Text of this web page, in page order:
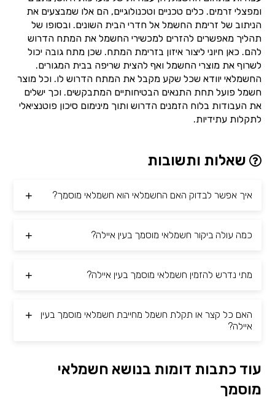
ומפצלי זרמים. כלים טכניים וטכנולוגיים, הם אלו שמבצעים את
הניתוב של זרימת החשמל אל חדרי הבית השונים. ובסופו של
תהליך מאפשרים להזרים למכשירי החשמל את המתח הדרוש
להם. כאן חיוני ליצור איזון בזרימת המתח. שכן מתח גובה יכול
לשרוף את מוצרי החשמל ואף להצית שריפה בבית המגורים.
החשמלאי יוודא שכל שקע מקבל את המתח הדרוש לו. וכל מוצר
חשמל פועל תחת התנאים הבטיחותיים המתבקשים. וכך ישלים
את העבודות בלוח הזמנים הדרוש ותוך מינימום סיכון פוטנציאלי
לתקלות עתידיות.
שאלות ותשובות
איך אפשר לבדוק האם החשמלאי הוא חשמלאי מוסמך?
כמה עולה ביקור חשמלאי מוסמך בעין איילה?
מתי נדרש להזמין חשמלאי מוסמך בעין איילה?
האם כל קצר או תקלת חשמל מחייבת חשמלאי מוסמך בעין
איילה?
עוד כתבות דומות בנושא חשמלאי
מוסמך